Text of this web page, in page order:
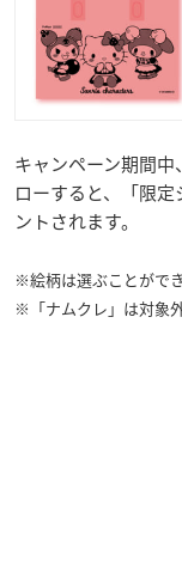
キャンペーン期間
ローすると、「限
ントされます。
※絵柄は選ぶことができ
※「ナムクレ」は対象外